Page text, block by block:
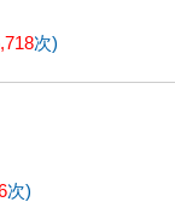
次)
次)